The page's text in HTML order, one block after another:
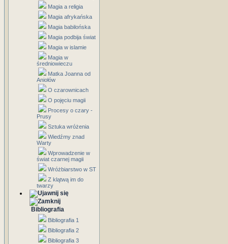
Magia a religia
Magia afrykańska
Magia babilońska
Magia podbija świat
Magia w islamie
Magia w
średniowieczu
Matka Joanna od
Aniołów
O czarownicach
O pojęciu magii
Procesy o czary -
Prusy
Sztuka wróżenia
Wiedźmy znad
Warty
Wprowadzenie w
świat czarnej magii
Wróżbiarstwo w ST
Z klątwą im do
twarzy
Bibliografia
Bibliografia 1
Bibliografia 2
Bibliografia 3